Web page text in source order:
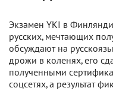
Экзамен YKI в
русских, мечтающих
обсуждают на
дрожи в коленях, его
полученными
соцсетях, а результат